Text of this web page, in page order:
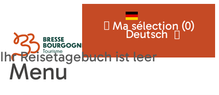
Deutsch
Ma sélection (0)
Menu